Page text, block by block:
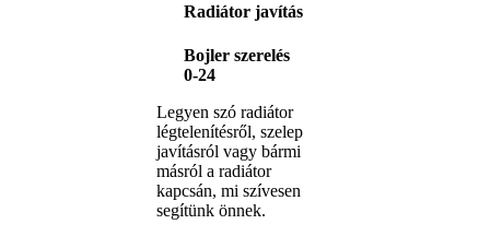
Radiátor javítás
Bojler szerelés
0-24
Legyen szó radiátor
légtelenítésről, szelep
javításról vagy bármi
másról a radiátor
kapcsán, mi szívesen
segítünk önnek.